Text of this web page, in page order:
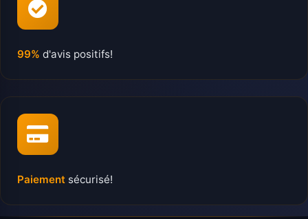
99% d'avis positifs!
Paiement sécurisé!